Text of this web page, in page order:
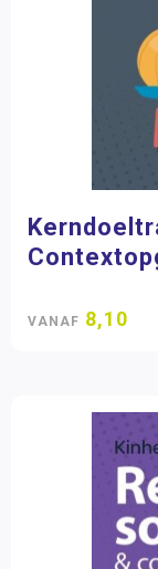
VANAF 8,10